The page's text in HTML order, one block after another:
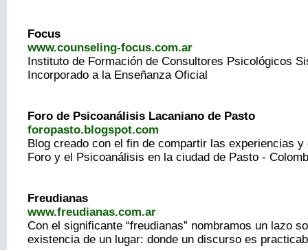
Focus
www.counseling-focus.com.ar
Instituto de Formación de Consultores Psicológicos
Incorporado a la Enseñanza Oficial
Foro de Psicoanálisis Lacaniano de Pasto
foropasto.blogspot.com
Blog creado con el fin de compartir las experiencias y
Foro y el Psicoanálisis en la ciudad de Pasto -
Freudianas
www.freudianas.com.ar
Con el significante “freudianas” nombramos un lazo
existencia de un lugar: donde un discurso es